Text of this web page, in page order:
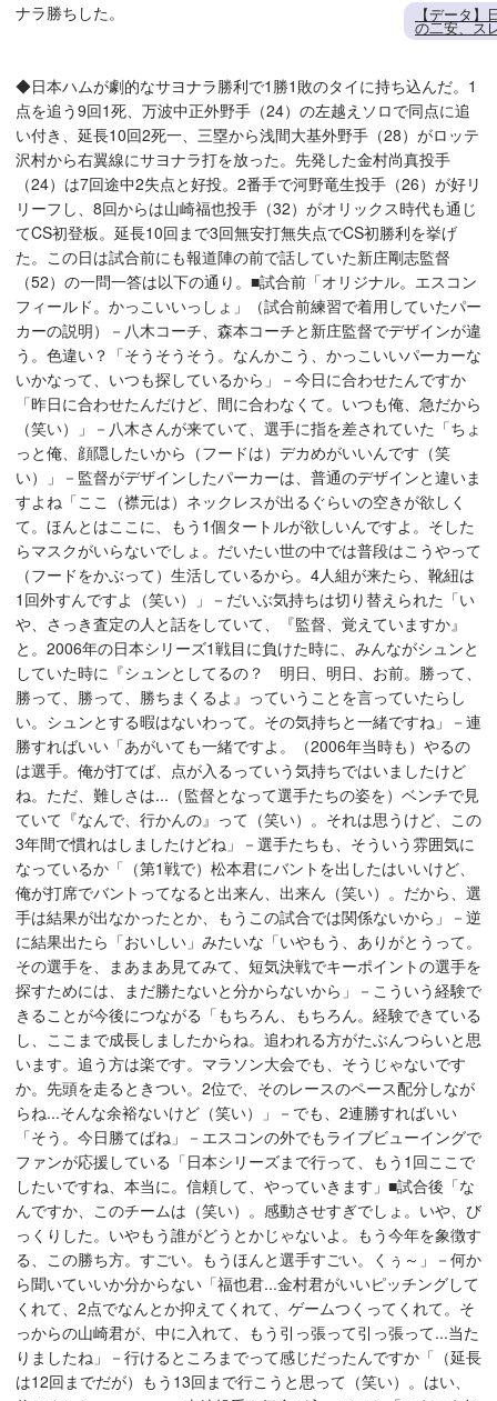
ナラ勝ちした。 【データ
の二安、ス
◆日本ハムが劇的なサヨナラ勝利で1勝1敗のタイに持ち込んだ。1
点を追う9回1死、万波中正外野手（24）の左越えソロで同点に追
い付き、延長10回2死一、三塁から浅間大基外野手（28）がロッテ
沢村から右翼線にサヨナラ打を放った。先発した金村尚真投手
（24）は7回途中2失点と好投。2番手で河野竜生投手（26）が好リ
リーフし、8回からは山崎福也投手（32）がオリックス時代も通じ
てCS初登板。延長10回まで3回無安打無失点でCS初勝利を挙げ
た。この日は試合前にも報道陣の前で話していた新庄剛志監督
（52）の一問一答は以下の通り。■試合前「オリジナル。エスコン
フィールド。かっこいいっしょ」（試合前練習で着用していたパー
カーの説明）－八木コーチ、森本コーチと新庄監督でデザインが違
う。色違い？「そうそうそう。なんかこう、かっこいいパーカーな
いかなって、いつも探しているから」－今日に合わせたんですか
「昨日に合わせたんだけど、間に合わなくて。いつも俺、急だから
（笑い）」－八木さんが来ていて、選手に指を差されていた「ちょ
っと俺、顔隠したいから（フードは）デカめがいいんです（笑
い）」－監督がデザインしたパーカーは、普通のデザインと違いま
すよね「ここ（襟元は）ネックレスが出るぐらいの空きが欲しく
て。ほんとはここに、もう1個タートルが欲しいんですよ。そした
らマスクがいらないでしょ。だいたい世の中では普段はこうやって
（フードをかぶって）生活しているから。4人組が来たら、靴紐は
1回外すんですよ（笑い）」－だいぶ気持ちは切り替えられた「い
や、さっき査定の人と話をしていて、『監督、覚えていますか』
と。2006年の日本シリーズ1戦目に負けた時に、みんながシュンと
していた時に『シュンとしてるの？ 明日、明日、お前。勝って、
勝って、勝って、勝ちまくるよ』っていうことを言っていたらし
い。シュンとする暇はないわって。その気持ちと一緒ですね」－連
勝すればいい「あがいても一緒ですよ。（2006年当時も）やるの
は選手。俺が打てば、点が入るっていう気持ちではいましたけど
ね。ただ、難しさは...（監督となって選手たちの姿を）ベンチで見
ていて『なんで、行かんの』って（笑い）。それは思うけど、この
3年間で慣れはしましたけどね」－選手たちも、そういう雰囲気に
なっているか「（第1戦で）松本君にバントを出したはいいけど、
俺が打席でバントってなると出来ん、出来ん（笑い）。だから、選
手は結果が出なかったとか、もうこの試合では関係ないから」－逆
に結果出たら「おいしい」みたいな「いやもう、ありがとうって。
その選手を、まあまあ見てみて、短気決戦でキーポイントの選手を
探すためには、まだ勝たないと分からないから」－こういう経験で
きることが今後につながる「もちろん、もちろん。経験できている
し、ここまで成長しましたからね。追われる方がたぶんつらいと思
います。追う方は楽です。マラソン大会でも、そうじゃないです
か。先頭を走るときつい。2位で、そのレースのペース配分しなが
らね...そんな余裕ないけど（笑い）」－でも、2連勝すればいい
「そう。今日勝てばね」－エスコンの外でもライブビューイングで
ファンが応援している「日本シリーズまで行って、もう1回ここで
したいですね、本当に。信頼して、やっていきます」■試合後「な
んですか、このチームは（笑い）。感動させすぎでしょ。いや、び
っくりした。いやもう誰がどうとかじゃないよ。もう今年を象徴す
る、この勝ち方。すごい。もうほんと選手すごい。くぅ～」－何か
ら聞いていいか分からない「福也君...金村君がいいピッチングして
くれて、2点でなんとか抑えてくれて、ゲームつくってくれて。そ
っからの山崎君が、中に入れて、もう引っ張って引っ張って...当た
りましたね」－行けるところまでって感じだったんですか「（延長
は12回までだが）もう13回まで行こうと思って（笑い）。はい、